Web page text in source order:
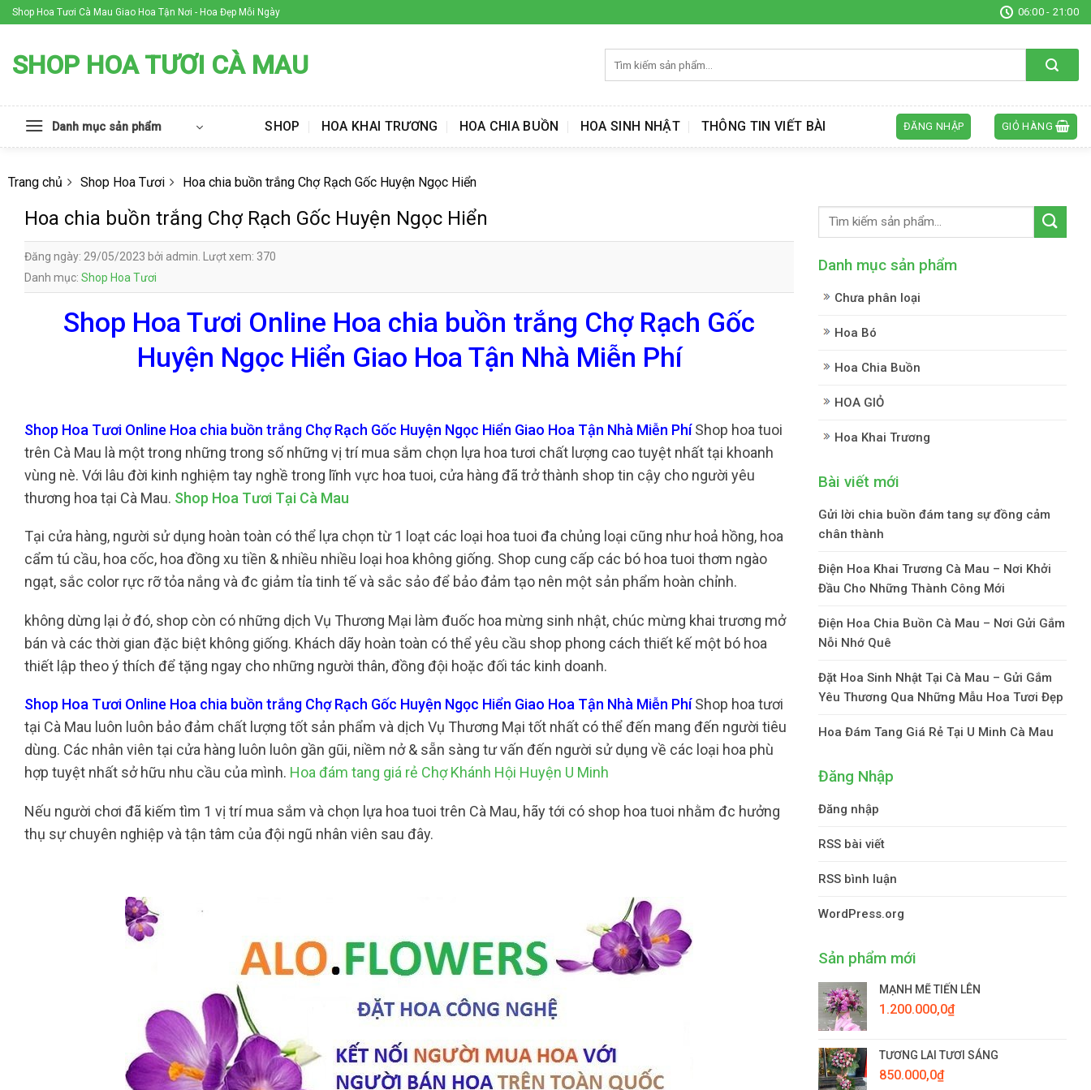
Skip
to
Shop Hoa Tươi Cà Mau Giao Hoa Tận Nơi - Hoa Đẹp Mỗi Ngày 06:00 - 21:00
SHOP HOA TƯƠI CÀ MAU
kiếm:
Danh mục sản phẩm SHOP HOA KHAI TRƯƠNG HOA CHIA BUỒN HOA SINH NHẬT THÔNG TIN VIẾT BÀI ĐĂNG NHẬP GIỎ HÀNG
Trang chủ Shop Hoa Tươi Hoa chia buồn trắng Chợ Rạch Gốc Huyện Ngọc Hiển
Hoa chia buồn trắng Chợ Rạch Gốc Huyện Ngọc Hiển
Đăng ngày: 29/05/2023 bởi admin. Lượt xem: 370
Danh mục: Shop Hoa Tươi
Shop Hoa Tươi Online Hoa chia buồn trắng Chợ Rạch Gốc
Huyện Ngọc Hiển Giao Hoa Tận Nhà Miễn Phí
Shop Hoa Tươi Online Hoa chia buồn trắng Chợ Rạch Gốc Huyện Ngọc Hiển Giao Hoa Tận Nhà Miễn PhíShop hoa tuoi
trên Cà Mau là một trong những trong số những vị trí mua sắm chọn lựa hoa tươi chất lượng cao tuyệt nhất tại khoanh
vùng nè. Với lâu đời kinh nghiệm tay nghề trong lĩnh vực hoa tuoi, cửa hàng đã trở thành shop tin cậy cho người yêu
thương hoa tại Cà Mau. Shop Hoa Tươi Tại Cà Mau
Tại cửa hàng, người sử dụng hoàn toàn có thể lựa chọn từ 1 loạt các loại hoa tuoi đa chủng loại cũng như hoả hồng, hoa
cẩm tú cầu, hoa cốc, hoa đồng xu tiền & nhiều nhiều loại hoa không giống. Shop cung cấp các bó hoa tuoi thơm ngào
ngạt, sắc color rực rỡ tỏa nắng và đc giảm tỉa tinh tế và sắc sảo để bảo đảm tạo nên một sản phẩm hoàn chỉnh.
không dừng lại ở đó, shop còn có những dịch Vụ Thương Mại làm đuốc hoa mừng sinh nhật, chúc mừng khai trương mở
bán và các thời gian đặc biệt không giống. Khách dãy hoàn toàn có thể yêu cầu shop phong cách thiết kế một bó hoa
thiết lập theo ý thích để tặng ngay cho những người thân, đồng đội hoặc đối tác kinh doanh.
Shop Hoa Tươi Online Hoa chia buồn trắng Chợ Rạch Gốc Huyện Ngọc Hiển Giao Hoa Tận Nhà Miễn PhíShop hoa tươi
tại Cà Mau luôn luôn bảo đảm chất lượng tốt sản phẩm và dịch Vụ Thương Mại tốt nhất có thể đến mang đến người tiêu
dùng. Các nhân viên tại cửa hàng luôn luôn gần gũi, niềm nở & sẵn sàng tư vấn đến người sử dụng về các loại hoa phù
hợp tuyệt nhất sở hữu nhu cầu của mình. Hoa đám tang giá rẻ Chợ Khánh Hội Huyện U Minh
Nếu người chơi đã kiếm tìm 1 vị trí mua sắm và chọn lựa hoa tuoi trên Cà Mau, hãy tới có shop hoa tuoi nhằm đc hưởng
thụ sự chuyên nghiệp và tận tâm của đội ngũ nhân viên sau đây.
Danh mục sản phẩm
Chưa phân loại
Hoa Bó
Hoa Chia Buồn
HOA GIỎ
Hoa Khai Trương
Bài viết mới
Gửi lời chia buồn đám tang sự đồng cảm
chân thành
Điện Hoa Khai Trương Cà Mau – Nơi Khởi
Đầu Cho Những Thành Công Mới
Điện Hoa Chia Buồn Cà Mau – Nơi Gửi Gắm
Nỗi Nhớ Quê
Đặt Hoa Sinh Nhật Tại Cà Mau – Gửi Gắm
Yêu Thương Qua Những Mẫu Hoa Tươi Đẹp
Hoa Đám Tang Giá Rẻ Tại U Minh Cà Mau
Đăng Nhập
Đăng nhập
RSS bài viết
RSS bình luận
WordPress.org
Sản phẩm mới
MẠNH MẼ TIẾN LÊN
1.200.000,0₫
TƯƠNG LAI TƯƠI SÁNG
850.000,0₫